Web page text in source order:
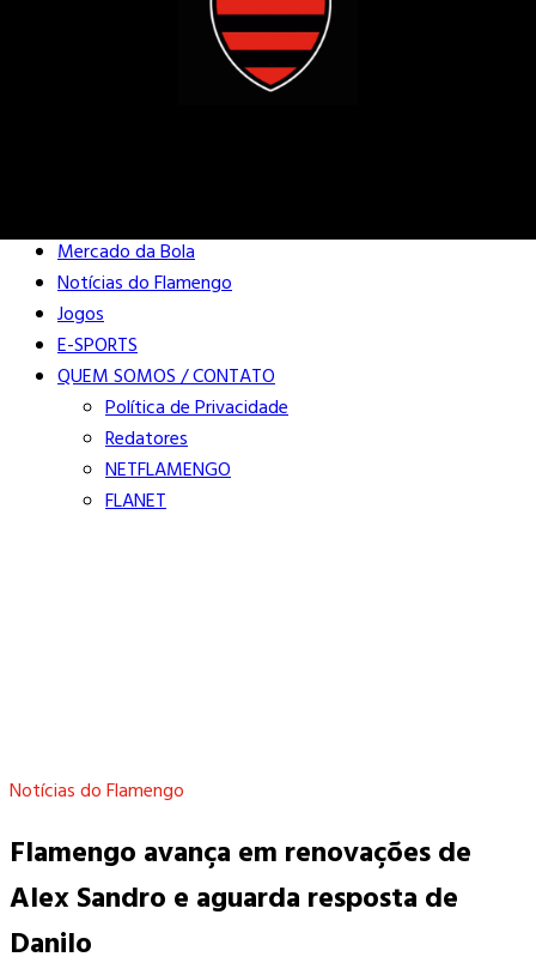
Mercado da Bola
Notícias do Flamengo
Jogos
E-SPORTS
QUEM SOMOS / CONTATO
Política de Privacidade
Redatores
NETFLAMENGO
FLANET
Notícias do Flamengo
Flamengo avança em renovações de
Alex Sandro e aguarda resposta de
Danilo